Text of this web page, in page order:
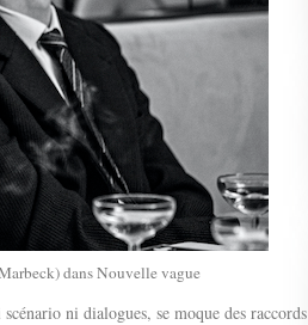
dans Nouvelle vague
ni dialogues, se moque des raccords